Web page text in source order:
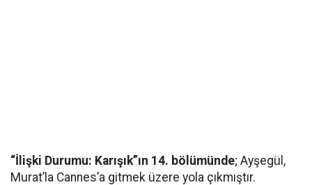
“İlişki Durumu: Karışık”ın 14. bölümünde; Ayşegül,
Murat’la Cannes’a gitmek üzere yola çıkmıştır.